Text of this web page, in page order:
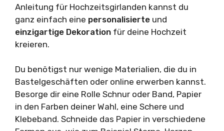
Anleitung für Hochzeitsgirlanden kannst du
ganz einfach eine personalisierte und
einzigartige Dekoration für deine Hochzeit
kreieren.
Du benötigst nur wenige Materialien, die du in
Bastelgeschäften oder online erwerben kannst.
Besorge dir eine Rolle Schnur oder Band, Papier
in den Farben deiner Wahl, eine Schere und
Klebeband. Schneide das Papier in verschiedene